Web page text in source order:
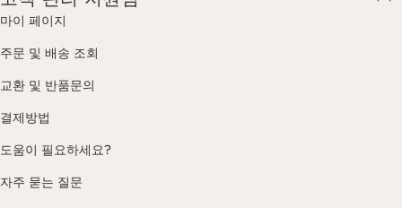
마이 페이지
주문 및 배송 조회
교환 및 반품문의
결제방법
도움이 필요하세요?
자주 묻는 질문